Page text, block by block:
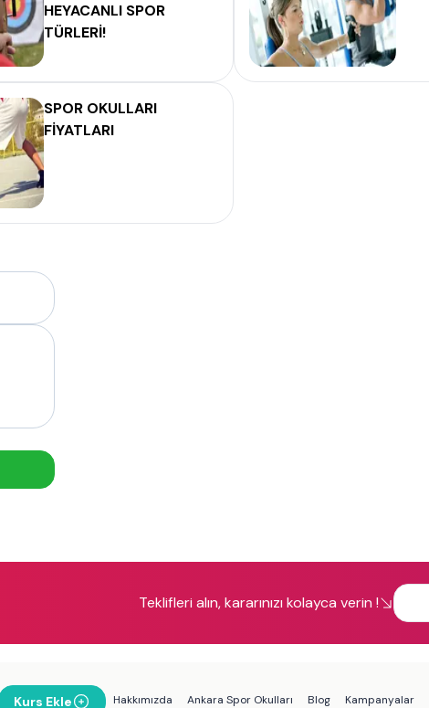
HEYACANLI SPOR
TÜRLERİ!
SPOR OKULLARI
FİYATLARI
Teklifleri alın, kararınızı kolayca verin !
Kurs Ekle Hakkımızda Ankara Spor Okulları Blog Kampanyalar